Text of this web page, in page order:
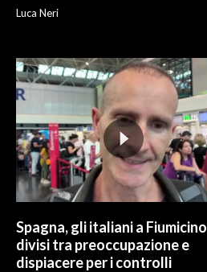
Luca Neri
Spagna, gli italiani a Fiumicino
divisi tra preoccupazione e
dispiacere per i controlli